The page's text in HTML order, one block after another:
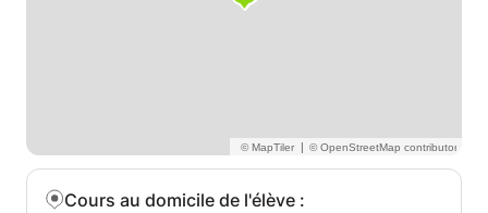
|
Cours au domicile de l'élève :